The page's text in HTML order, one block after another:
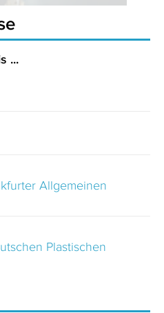
...
Allgemeinen
Plastischen